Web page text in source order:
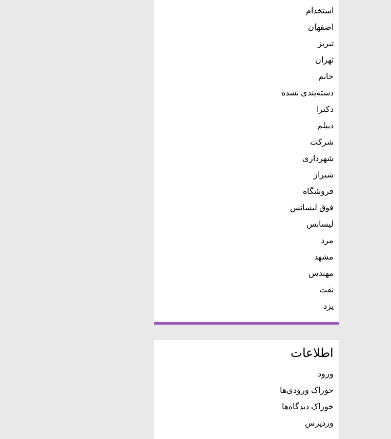
استخدام
اصفهان
تبریز
تهران
خانم
دسته‌بندی نشده
دکترا
دیپلم
شرکت
شهرداری
شیراز
فروشگاه
فوق لیسانس
لیسانس
مرد
مشهد
مهندس
نفت
یزد
اطلاعات
ورود
خوراک ورودی‌ها
خوراک دیدگاه‌ها
وردپرس